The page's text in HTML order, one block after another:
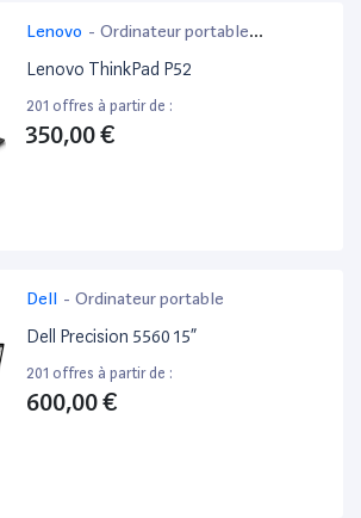
Lenovo - Ordinateur portable
bureautique
Lenovo ThinkPad P52
201 offres à partir de :
350,00 €
Dell - Ordinateur portable
Dell Precision 5560 15”
201 offres à partir de :
600,00 €